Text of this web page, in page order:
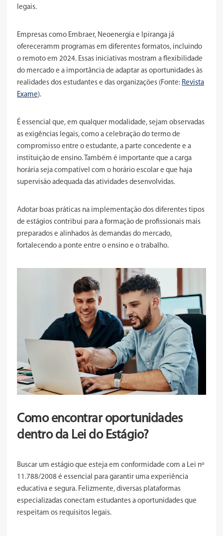
legais.
Empresas como Embraer, Neoenergia e Ipiranga já
ofereceramm programas em diferentes formatos, incluindo
o remoto em 2024. Essas iniciativas mostram a flexibilidade
do mercado e a importância de adaptar as oportunidades às
realidades dos estudantes e das organizações (Fonte: Revista
Exame).
É essencial que, em qualquer modalidade, sejam observadas
as exigências legais, como a celebração do termo de
compromisso entre o estudante, a parte concedente e a
instituição de ensino. Também é importante que a carga
horária seja compatível com o horário escolar e que haja
supervisão adequada das atividades desenvolvidas.
Adotar boas práticas na implementação dos diferentes tipos
de estágios contribui para a formação de profissionais mais
preparados e alinhados às demandas do mercado,
fortalecendo a ponte entre o ensino e o trabalho.
Como encontrar oportunidades
dentro da Lei do Estágio?
Buscar um estágio que esteja em conformidade com a Lei nº
11.788/2008 é essencial para garantir uma experiência
educativa e segura. Felizmente, diversas plataformas
especializadas conectam estudantes a oportunidades que
respeitam os requisitos legais.